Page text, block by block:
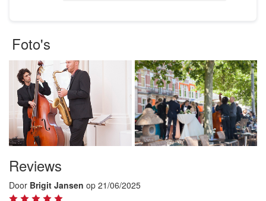
Foto's
Reviews
Door Brigit Jansen op 21/06/2025